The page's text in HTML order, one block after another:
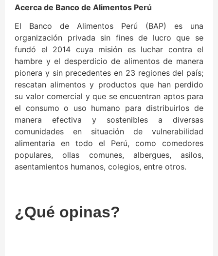
Acerca de Banco de Alimentos Perú
El Banco de Alimentos Perú (BAP) es una
organización privada sin fines de lucro que se
fundó el 2014 cuya misión es luchar contra el
hambre y el desperdicio de alimentos de manera
pionera y sin precedentes en 23 regiones del país;
rescatan alimentos y productos que han perdido
su valor comercial y que se encuentran aptos para
el consumo o uso humano para distribuirlos de
manera efectiva y sostenibles a diversas
comunidades en situación de vulnerabilidad
alimentaria en todo el Perú, como comedores
populares, ollas comunes, albergues, asilos,
asentamientos humanos, colegios, entre otros.
¿Qué opinas?